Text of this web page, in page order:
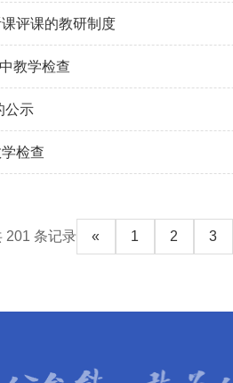
评课的教研制度
教学检查
公示
检查
201 条记录 « 1 2 3